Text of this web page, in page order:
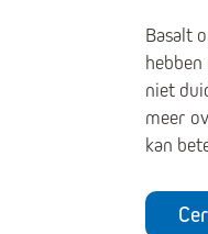
Basalt
niet
meer
kan